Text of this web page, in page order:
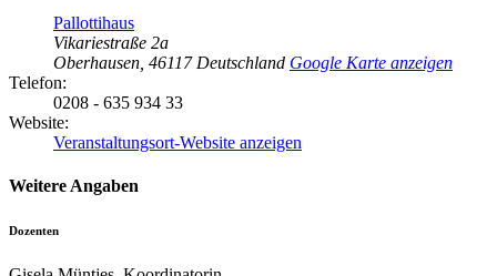
Pallottihaus
Vikariestraße 2a
Oberhausen 46117 Deutschland Google Karte anzeigen
Telefon:
0208 - 635 934 33
Website:
Veranstaltungsort-Website anzeigen
Weitere Angaben
Dozenten